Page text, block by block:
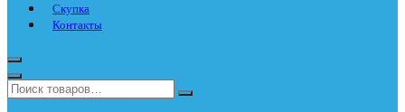
Скупка
Контакты